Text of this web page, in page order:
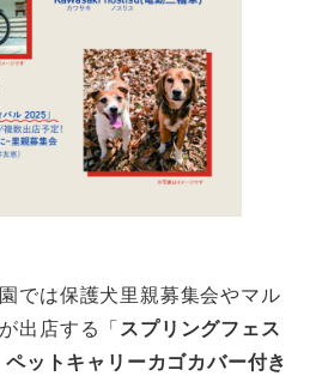
では保護犬里親募集会やマル
出店する「スプリングフェス
ペットキャリーカゴカバー付き